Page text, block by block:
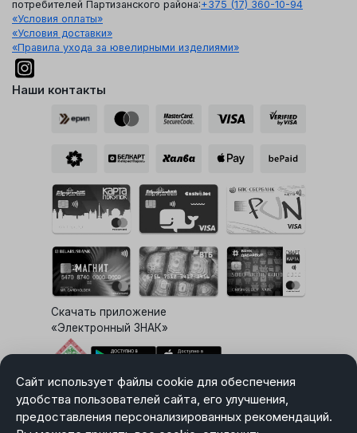
Сайт использует файлы cookie для обеспечения
удобства пользователей сайта, его улучшения,
предоставления персонализированных рекомендаций.
потребителей Партизанского района:+375 (17) 360-10-94
«Условия оплаты»
«Условия доставки»
«Правила ухода за ювелирными изделиями»
Наши контакты
Скачать приложение
«Электронный ЗНАК»
Выбор настроек Cookie